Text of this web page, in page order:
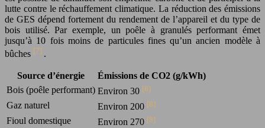
lutte contre le réchauffement climatique. La réduction des émissions
de GES dépend fortement du rendement de l’appareil et du type de
bois utilisé. Par exemple, un poêle à granulés performant émet
jusqu’à 10 fois moins de particules fines qu’un ancien modèle à
bûches [7] .
Source d’énergie
Émissions de CO2 (g/kWh)
Bois (poêle performant) Environ 30 [8]
Gaz naturel Environ 200 [8]
Fioul domestique Environ 270 [8]